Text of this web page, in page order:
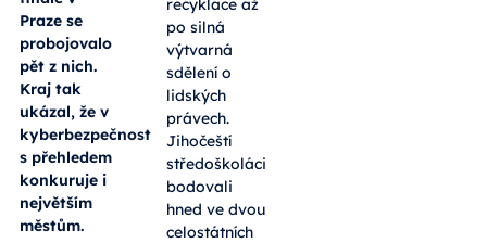
Praze se
probojovalo
pět z nich.
Kraj tak
ukázal, že v
kyberbezpečnosti
s přehledem
konkuruje i
největším
městům.
po silná
výtvarná
sdělení o
lidských
právech.
Jihočeští
středoškoláci
bodovali
hned ve dvou
celostátních